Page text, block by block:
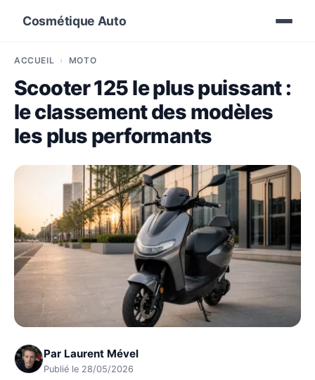
Cosmétique Auto
ACCUEIL MOTO
Scooter 125 le plus puissant :
le classement des modèles
les plus performants
Par Laurent Mével
Publié le 28/05/2026